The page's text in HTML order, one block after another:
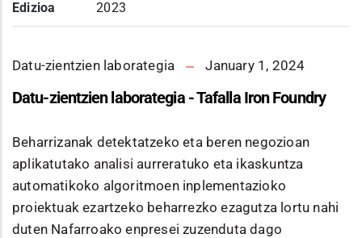
Edizioa 2023
Datu-zientzien laborategia January 1, 2024
Datu-zientzien laborategia - Tafalla Iron Foundry
Beharrizanak detektatzeko eta beren negozioan
aplikatutako analisi aurreratuko eta ikaskuntza
automatikoko algoritmoen inplementazioko
proiektuak ezartzeko beharrezko ezagutza lortu nahi
duten Nafarroako enpresei zuzenduta dago